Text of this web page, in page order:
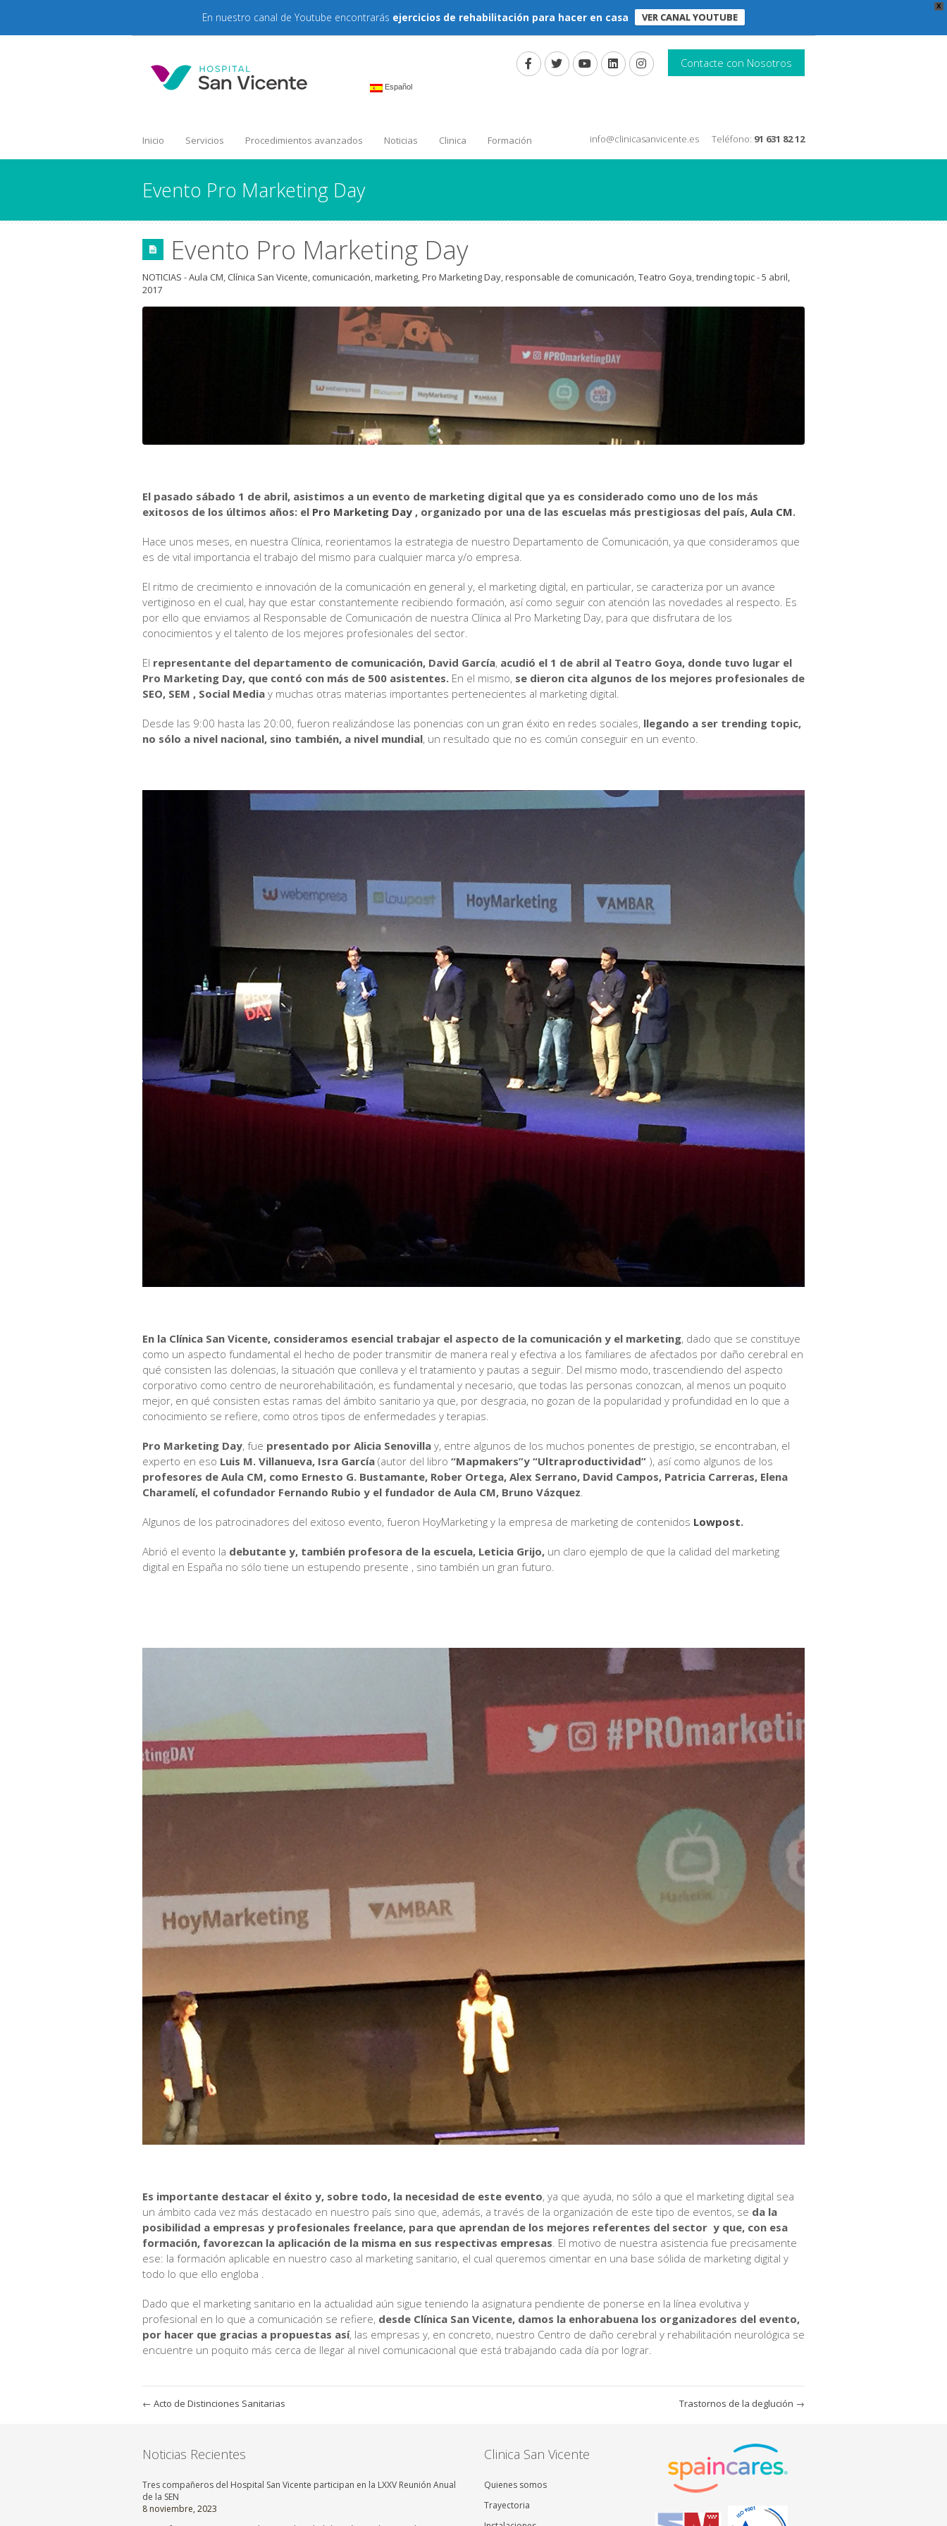
X
En nuestro canal de Youtube encontrarás ejercicios de rehabilitación para hacer en casa VER CANAL YOUTUBE
Contacte con Nosotros
Español
Inicio Servicios Procedimientos avanzados Noticias Clinica Formación info@clinicasanvicente.es Teléfono: 91 631 82 12
Evento Pro Marketing Day
Evento Pro Marketing Day
NOTICIAS -Aula CM, Clínica San Vicente, comunicación,marketing,Pro Marketing Day,responsable de comunicación,Teatro Goya,trending topic-5 abril,
2017
El pasado sábado 1 de abril, asistimos a un evento de marketing digital que ya es considerado como uno de los más
exitosos de los últimos años: el Pro Marketing Day , organizado por una de las escuelas más prestigiosas del país, Aula CM.
Hace unos meses, en nuestra Clínica, reorientamos la estrategia de nuestro Departamento de Comunicación, ya que consideramos que
es de vital importancia el trabajo del mismo para cualquier marca y/o empresa.
El ritmo de crecimiento e innovación de la comunicación en general y, el marketing digital, en particular, se caracteriza por un avance
vertiginoso en el cual, hay que estar constantemente recibiendo formación, así como seguir con atención las novedades al respecto. Es
por ello que enviamos al Responsable de Comunicación de nuestra Clínica al Pro Marketing Day, para que disfrutara de los
conocimientos y el talento de los mejores profesionales del sector.
El representante del departamento de comunicación, David García, acudió el 1 de abril al Teatro Goya, donde tuvo lugar el
Pro Marketing Day, que contó con más de 500 asistentes. En el mismo, se dieron cita algunos de los mejores profesionales de
SEO, SEM , Social Media y muchas otras materias importantes pertenecientes al marketing digital.
Desde las 9:00 hasta las 20:00, fueron realizándose las ponencias con un gran éxito en redes sociales, llegando a ser trending topic,
no sólo a nivel nacional, sino también, a nivel mundial, un resultado que no es común conseguir en un evento.
En la Clínica San Vicente, consideramos esencial trabajar el aspecto de la comunicación y el marketing, dado que se constituye
como un aspecto fundamental el hecho de poder transmitir de manera real y efectiva a los familiares de afectados por daño cerebral en
qué consisten las dolencias, la situación que conlleva y el tratamiento y pautas a seguir. Del mismo modo, trascendiendo del aspecto
corporativo como centro de neurorehabilitación, es fundamental y necesario, que todas las personas conozcan, al menos un poquito
mejor, en qué consisten estas ramas del ámbito sanitario ya que, por desgracia, no gozan de la popularidad y profundidad en lo que a
conocimiento se refiere, como otros tipos de enfermedades y terapias.
Pro Marketing Day, fue presentado por Alicia Senovilla y, entre algunos de los muchos ponentes de prestigio, se encontraban, el
experto en eso Luis M. Villanueva, Isra García (autor del libro “Mapmakers”y “Ultraproductividad” ), así como algunos de los
profesores de Aula CM, como Ernesto G. Bustamante, Rober Ortega, Alex Serrano, David Campos, Patricia Carreras, Elena
Charamelí, el cofundador Fernando Rubio y el fundador de Aula CM, Bruno Vázquez
Algunos de los patrocinadores del exitoso evento, fueron HoyMarketing y la empresa de marketing de contenidos Lowpost.
Abrió el evento la debutante y, también profesora de la escuela, Leticia Grijo, un claro ejemplo de que la calidad del marketing
digital en España no sólo tiene un estupendo presente , sino también un gran futuro.
Es importante destacar el éxito y, sobre todo, la necesidad de este evento, ya que ayuda, no sólo a que el marketing digital sea
un ámbito cada vez más destacado en nuestro país sino que, además, a través de la organización de este tipo de eventos, se da la
posibilidad a empresas y profesionales freelance, para que aprendan de los mejores referentes del sector y que, con esa
formación, favorezcan la aplicación de la misma en sus respectivas empresas . El motivo de nuestra asistencia fue precisamente
ese: la formación aplicable en nuestro caso al marketing sanitario, el cual queremos cimentar en una base sólida de marketing digital y
todo lo que ello engloba .
Dado que el marketing sanitario en la actualidad aún sigue teniendo la asignatura pendiente de ponerse en la línea evolutiva y
profesional en lo que a comunicación se refiere, desde Clínica San Vicente, damos la enhorabuena los organizadores del evento,
por hacer que gracias a propuestas así, las empresas y, en concreto, nuestro Centro de daño cerebral y rehabilitación neurológica se
encuentre un poquito más cerca de llegar al nivel comunicacional que está trabajando cada día por lograr.
← Acto de Distinciones Sanitarias Trastornos de la deglución →
Noticias Recientes
Tres compañeros del Hospital San Vicente participan en la LXXV Reunión Anual
de la SEN
8 noviembre, 2023
Clinica San Vicente
Quienes somos
Trayectoria